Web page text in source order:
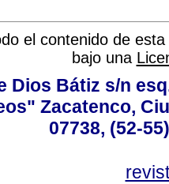
el contenido de
bajo una
Dios Bátiz s/n
Zacatenco,
07738, (52-